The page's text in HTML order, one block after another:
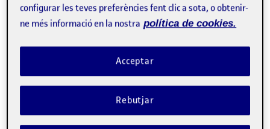
Publicat perPAC 4 – COMPARTIR EL DISSENY
Publicat per
Laura Rosell Zanón
L'antropologia en el disseny. Compartir el disseny …
Publicat perPAC 3. ETNOGRAFIA PEL DISSENY
configurar les teves preferències fent clic a sota, o obtenir-
ne més informació en la nostra política de cookies.
Rebutjar
Acceptar